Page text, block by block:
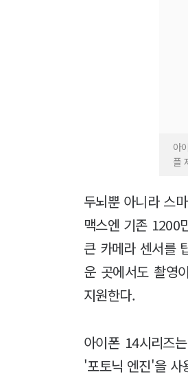
아
플
두뇌뿐 아니라 스
맥스엔 기존 1200
큰 카메라 센서를
운 곳에서도 촬영
지원한다.
아이폰 14시리즈
'포토닉 엔진'을 사